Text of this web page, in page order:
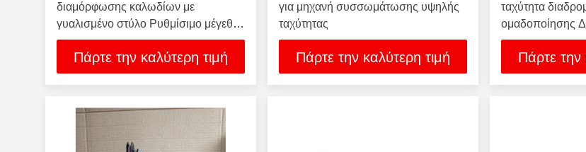
διαμόρφωσης καλωδίων με
γυαλισμένο στύλο Ρυθμίσιμο μέγεθος
διαστήματος κάθετου σωλήνα
Πάρτε την καλύτερη τιμή
για μηχανή συσσωμάτωσης υψηλής
ταχύτητας
Πάρτε την καλύτερη τιμή
ταχύτητα
ομαδοποίησης
ομαδοποίησης
Πάρτε την